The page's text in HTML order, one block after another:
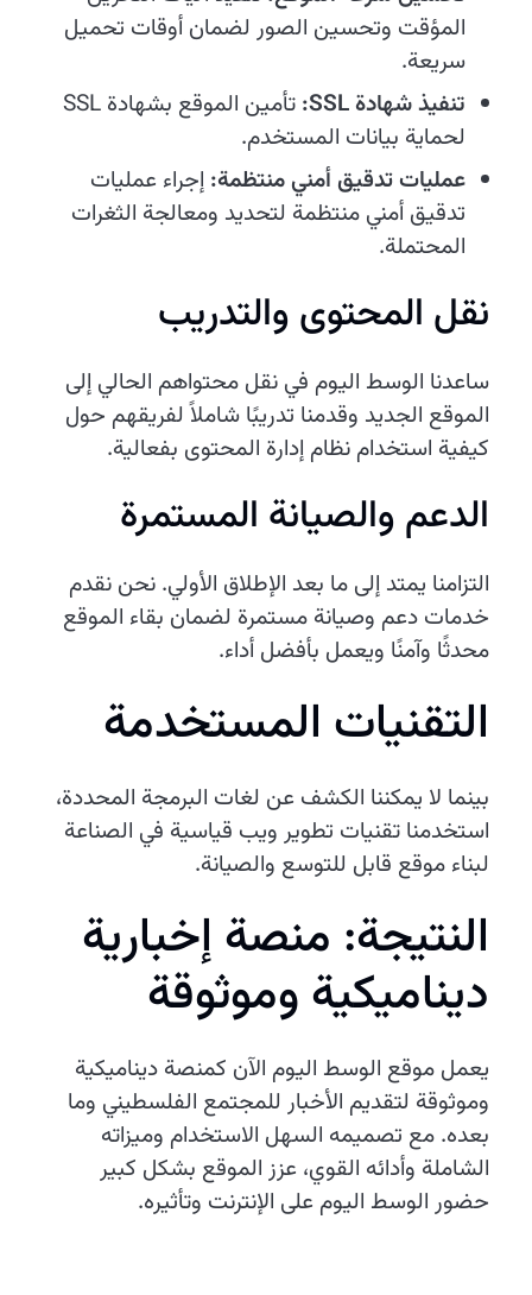
المؤقت وتحسين الصور لضمان أوقات تحميل
سريعة.
تنفيذ شهادة SSL:
تأمين الموقع بشهادة SSL
لحماية بيانات المستخدم.
عمليات تدقيق أمني منتظمة: إجراء عمليات
تدقيق أمني منتظمة لتحديد ومعالجة الثغرات
المحتملة.
نقل المحتوى والتدريب
ساعدنا الوسط اليوم في نقل محتواهم الحالي إلى
الموقع الجديد وقدمنا تدريبًا شاملاً لفريقهم حول
كيفية استخدام نظام إدارة المحتوى بفعالية.
الدعم والصيانة المستمرة
التزامنا يمتد إلى ما بعد الإطلاق الأولي. نحن نقدم
خدمات دعم وصيانة مستمرة لضمان بقاء الموقع
محدثًا وآمنًا ويعمل بأفضل أداء.
التقنيات المستخدمة
بينما لا يمكننا الكشف عن لغات البرمجة المحددة،
استخدمنا تقنيات تطوير ويب قياسية في الصناعة
لبناء موقع قابل للتوسع والصيانة.
النتيجة: منصة إخبارية
ديناميكية وموثوقة
يعمل موقع الوسط اليوم الآن كمنصة ديناميكية
وموثوقة لتقديم الأخبار للمجتمع الفلسطيني وما
بعده. مع تصميمه السهل الاستخدام وميزاته
الشاملة وأدائه القوي، عزز الموقع بشكل كبير
حضور الوسط اليوم على الإنترنت وتأثيره.